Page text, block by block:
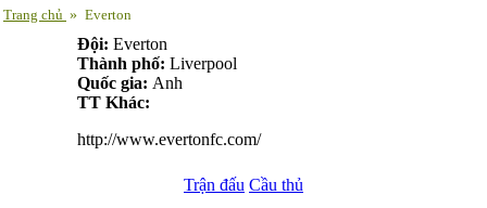
Armenia
Bosnia-Herzgovina
Bắc Ireland
Trang chủ » Everton
Đội: Everton
Thành phố: Liverpool
Quốc gia: Anh
TT Khác:
http://www.evertonfc.com/
Trận đấu Cầu thủ